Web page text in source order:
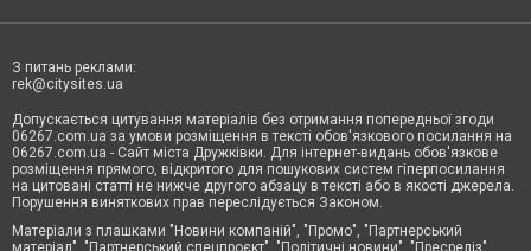
З питань реклами:
rek@citysites.ua
Допускається цитування матеріалів без отримання попередньої згоди
06267.com.ua за умови розміщення в тексті обов'язкового посилання на
06267.com.ua - Сайт міста Дружківки. Для інтернет-видань обов'язкове
розміщення прямого, відкритого для пошукових систем гіперпосилання
на цитовані статті не нижче другого абзацу в тексті або в якості джерела.
Порушення виняткових прав переслідується Законом.
Матеріали з плашками "Новини компаній", "Промо", "Партнерський